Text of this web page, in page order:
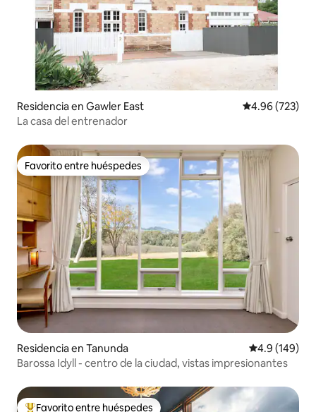
Residencia en Gawler East Calificación
4.96 (723)
La casa del entrenador
Favorito entre huéspedes
Favorito entre huéspedes
Residencia en Tanunda Calificación
4.9 (149)
Barossa Idyll - centro de la ciudad, vistas impresionantes
Favorito entre huéspedes